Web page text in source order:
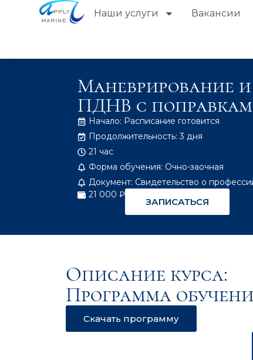
Наши услуги Вакансии
Маневрирование
ПДНВ с
Начало: Расписание готовится
Продолжительность: 3 дня
21 час
Форма обучения: Очно-заочная
Документ: Свидетельство о
21 000 ₽
ЗАПИСАТЬСЯ
Описание курса:
Программа
Скачать программу